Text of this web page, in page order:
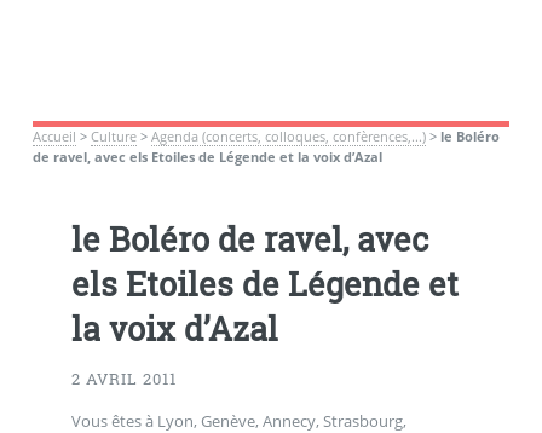
Accueil > Culture> Agenda (concerts, colloques, confèrences,...)> le Boléro
de ravel, avec els Etoiles de Légende et la voix d’Azal
le Boléro de ravel, avec
els Etoiles de Légende et
la voix d’Azal
2 AVRIL 2011
Vous êtes à Lyon, Genève, Annecy, Strasbourg,